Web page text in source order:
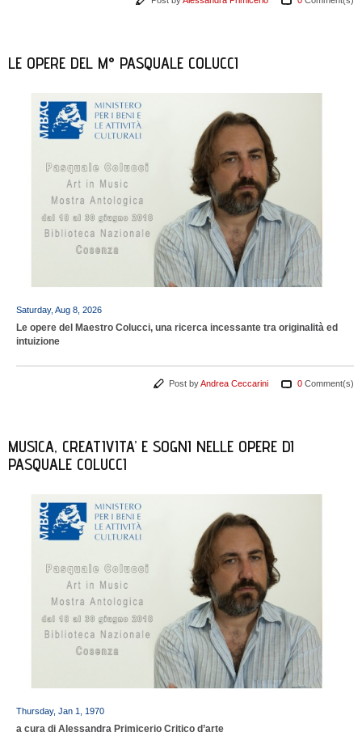
LE OPERE DEL M° PASQUALE COLUCCI
Saturday, Aug 8, 2026
Le opere del Maestro Colucci, una ricerca incessante tra originalità ed
intuizione
Post byAndrea Ceccarini 0 Comment(s)
MUSICA, CREATIVITA’ E SOGNI NELLE OPERE DI
PASQUALE COLUCCI
Thursday, Jan 1, 1970
a cura di Alessandra Primicerio Critico d’arte